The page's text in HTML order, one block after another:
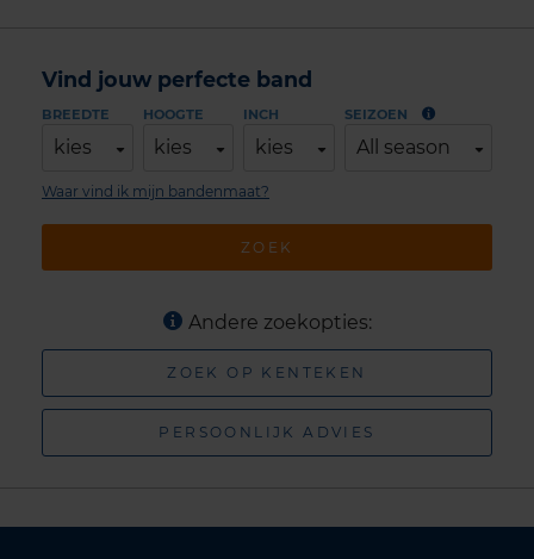
Vind jouw perfecte band
BREEDTE
kies
HOOGTE
kies
INCH
kies
SEIZOEN
All season
ZOEK
Waar vind ik mijn bandenmaat?
Andere zoekopties:
ZOEK OP KENTEKEN
PERSOONLIJK ADVIES